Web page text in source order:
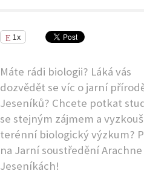
1x
Máte rádi biologii? Láká vás
dozvědět se víc o jarní
Jeseníků? Chcete potkat
se stejným zájmem a
terénní biologický výzkum?
na Jarní soustředění
Jeseníkách!